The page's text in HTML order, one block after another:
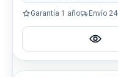
Garantía 1 año Envío